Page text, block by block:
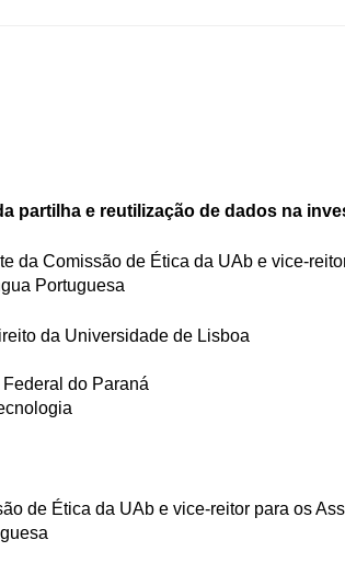
partilha e reutilização de dados na
da Comissão de Ética da UAb e vice-
Portuguesa
da Universidade de Lisboa
do Paraná
de Ética da UAb e vice-reitor para os